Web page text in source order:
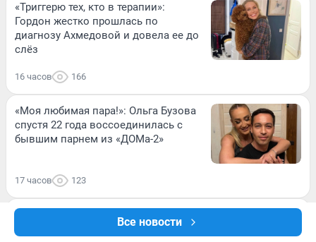
Все новости
«Триггерю тех, кто в терапии»:
Гордон жестко прошлась по
диагнозу Ахмедовой и довела ее до
слёз
16 часов 166
«Моя любимая пара!»: Ольга Бузова
спустя 22 года воссоединилась с
бывшим парнем из «ДОМа-2»
17 часов 123
Создал миллиардный бизнес и
встречался с Путиным. Что